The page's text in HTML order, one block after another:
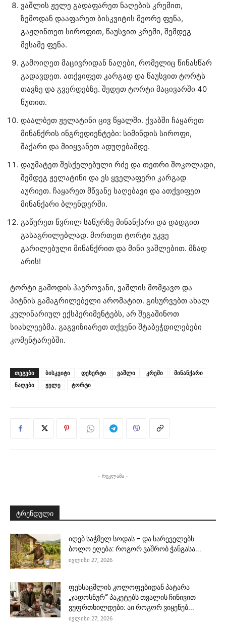
ვაშლის ჟელე გადაფარეთ ნაღების კრემით,
ზემოდან დააფარეთ ბისკვიტის მეორე ფენა,
გაჟღინთეთ სიროფით, წაუსვით კრემი, შემდეგ
მესამე ფენა.
გამოიღეთ მაცივრიდან ნაღები, რომელიც წინასწარ
გადავდეთ. ათქვიფეთ კარგად და წაუსვით ტორტს
თავზე და გვერდებზე. შედეთ ტორტი მაცივარში 40
წუთით.
დაალბეთ ჟელატინი ცივ წყალში. ქვაბში ჩაყარეთ
მინანქრის ინგრედიენტები: სიმინდის სიროფი,
შაქარი და მიიყვანეთ ადუღებამდე.
დაუმატეთ შესქელებული რძე და თეთრი შოკოლადი,
შემდეგ ჟელატინი და ეს ყველაფერი კარგად
აურიეთ. ჩაყარეთ მწვანე საღებავი და ათქვიფეთ
მინანქარი ბლენდერში.
გაწურეთ წვრილ საწურზე მინანქარი და დადგით
გასაგრილებლად. მორთეთ ტორტი უკვე
გარილებული მინანქრით და მინი ვაშლებით. მზად
არის!
ტორტი გამოდის ჰაეროვანი, ვაშლის მომჟავო და
პიტნის გამაგრილებელი არომატით. გისურვებთ ახალ
კულინარიულ ექსპერიმენტებს, არ შეგაშინოთ
სიახლეებმა. გაგვიზიარეთ თქვენი შტაბეჭდილებები
კომენტარებში.
ᲗᲔᲒᲔᲑᲘ ბისკვიტი დესერტი ვაშლი კრემი
მინანქარი
ნაღები
ჟელე ტორტი
- რეკლამა -
ტრენდული
იღებ საჭმელ სოდას – და სარეველებს
ბოლო ეღება: როგორ ვაშრობ ჭანგასა...
ივლისი 27, 2026
ფეხსაცმლის კოლოფებიდან პატარა
„ჯადოსნურ“ პაკეტებს თვალის ჩინივით
ვუფრთხილდები: აი როგორ ვიყენებ...
ივლისი 27, 2026